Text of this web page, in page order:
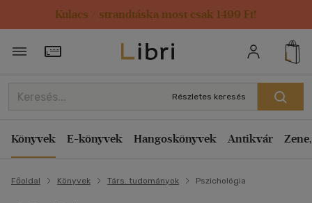
Kulacs / strandtáska most csak 1499 Ft!
Törzsvásárlói Kártya adatai
Részletes keresés
Könyvek E-könyvek Hangoskönyvek Antikvár
Főoldal Könyvek Társ. tudományok Pszichológia